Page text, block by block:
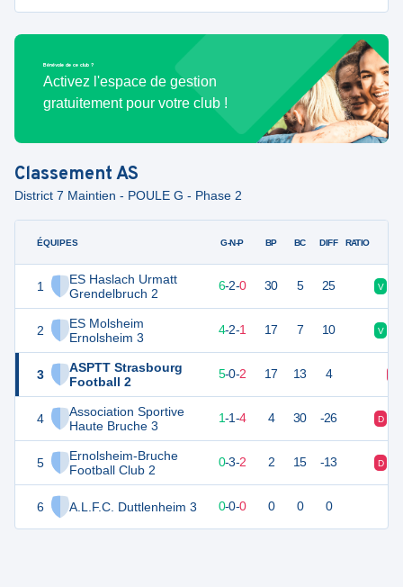
Bénévole de ce club ?
Activez l'espace de gestion
gratuitement pour votre club !
ClassementAS
District 7 Maintien - POULE G - Phase 2
ÉQUIPES
1
ES Haslach Urmatt
Grendelbruch 2
2
ES Molsheim
Ernolsheim 3
3
ASPTT Strasbourg
Football 2
4
Association Sportive
Haute Bruche 3
5
Ernolsheim-Bruche
Football Club 2
6 A.L.F.C. Duttlenheim 3
G-N-P BP BC DIFF RATIO
20 6-2-0 30 5 25 V
4-2-1 17 7 10 V
7 5-0-2 17 13 4
2 1-1-4 4 30 -26 D
-7 0-3-2 2 15 -13 D
0 0 0-0-0 0 0 0